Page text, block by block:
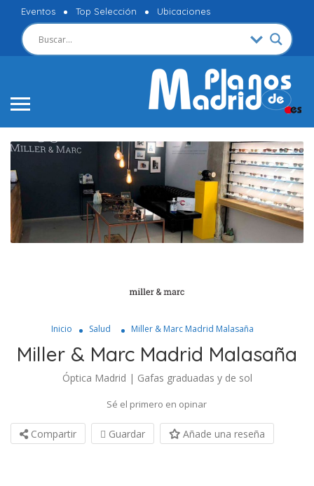
Eventos Top Selección Ubicaciones
Inicio Salud Miller & Marc Madrid Malasaña
Miller & Marc Madrid Malasaña
Óptica Madrid | Gafas graduadas y de sol
Sé el primero en opinar
Compartir Guardar Añade una reseña